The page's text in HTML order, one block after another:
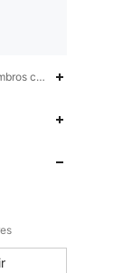
caídos,Lavadora,